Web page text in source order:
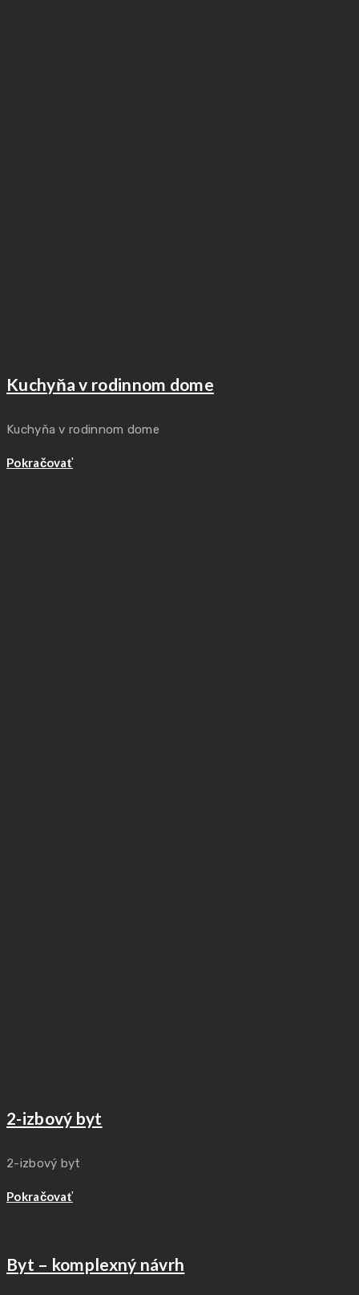
Kuchyňa v rodinnom dome
Kuchyňa v rodinnom dome
Pokračovať
2-izbový byt
2-izbový byt
Pokračovať
Byt – komplexný návrh